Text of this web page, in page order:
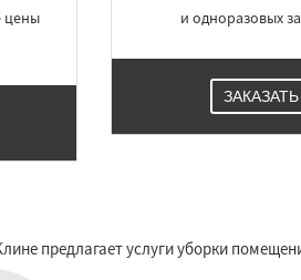
цены
и одноразовых
ЗАКАЗАТЬ
предлагает услуги уборки